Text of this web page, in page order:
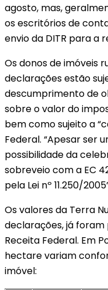
agosto, mas,
os escritórios de
envio da DITR para a
Os donos de imóveis
declarações estão
descumprimento de
sobre o valor do
bem como sujeito a
Federal. “Apesar ser
possibilidade da
sobreveio com a EC
pela Lei nº 11.250/
Os valores da Terra
declarações, já
Receita Federal. Em
hectare variam
imóvel: